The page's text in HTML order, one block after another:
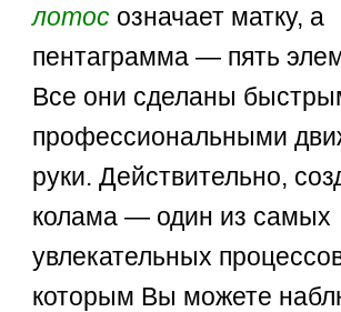
лотос означает матку, а
пентаграмма — пять
Все они сделаны
профессиональными
руки. Действительно,
колама — один из самых
увлекательных
которым Вы можете